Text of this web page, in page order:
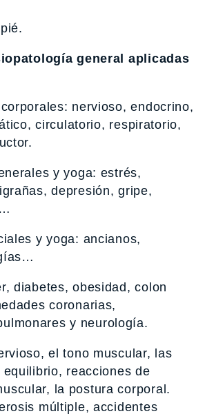
general aplicadas
nervioso, endocrino,
circulatorio, respiratorio,
y yoga: estrés,
depresión, gripe,
y yoga: ancianos,
diabetes, obesidad, colon
coronarias,
y neurología.
el tono muscular, las
reacciones de
la postura corporal.
múltiple, accidentes